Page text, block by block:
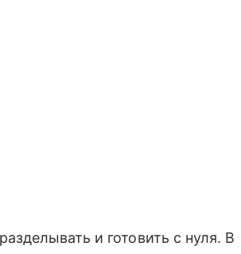
и готовить с нуля. В